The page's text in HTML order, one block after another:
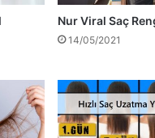
Nur Viral Saç
14/05/2021